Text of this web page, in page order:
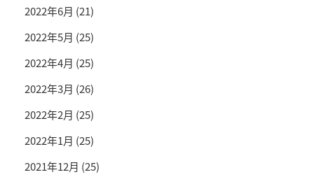
2022年6月 (21)
2022年5月 (25)
2022年4月 (25)
2022年3月 (26)
2022年2月 (25)
2022年1月 (25)
2021年12月 (25)